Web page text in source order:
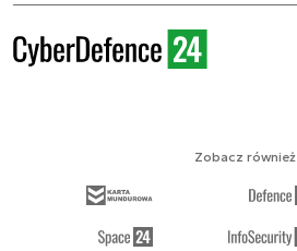
Zobacz również